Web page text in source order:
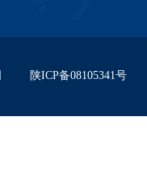
陕ICP备08105341号